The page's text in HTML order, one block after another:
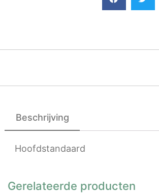
Beschrijving
Hoofdstandaard
Gerelateerde producten